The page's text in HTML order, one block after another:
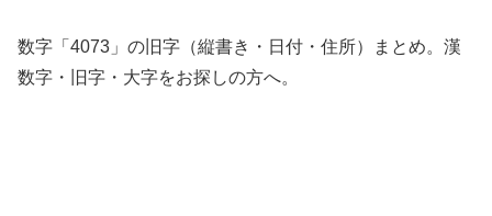
数字「4073」の旧字（縦書き・日付・住所）まとめ。漢
数字・旧字・大字をお探しの方へ。